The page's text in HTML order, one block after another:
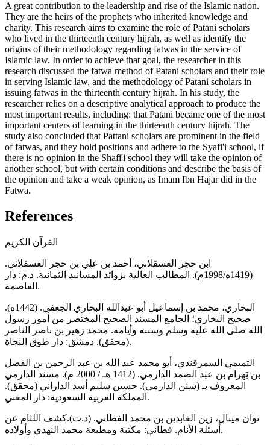
A great contribution to the leadership and rise of the Islamic nation.
They are the heirs of the prophets who inherited knowledge and
charity. This research aims to examine the role of Patani scholars
who lived in the thirteenth century hijrah, as well as identify the
origins of their methodology regarding fatwas in the service of
Islamic law. In order to achieve that goal, the researcher in this
research discussed the fatwa method of Patani scholars and their role
in serving Islamic law, and the methodology of Patani scholars in
issuing fatwas in the thirteenth century hijrah. In his study, the
researcher relies on a descriptive analytical approach to produce the
most important results, including: that Patani became one of the most
important centers of learning in the thirteenth century hijrah. The
study also concluded that Pattani scholars are prominent in the field
of fatwas, and they hold positions and adhere to the Syafi'i school, if
there is no opinion in the Shafi'i school they will take the opinion of
another school, but with certain conditions and describe the basis of
the opinion and take a weak opinion, as Imam Ibn Hajar did in the
Fatwa.
References
القرآن الكريم
ابن حجر العسقلاني، أحمد بن علي بن حجر العسقلاني.
(1419ه/1998م). المطالب العالية بزوائد المسانيد الثمانية. د.م: دار
العاصمة.
البخاري، محمد بن إسماعيل أبو عبدالله البخاري الجعفي. (1442ه).
صحيح البخاري؛ الجامع المسند الصحيح المختصر من أمور رسول
الله صلى الله عليه وسلم وسننه وأيامه. محمد زهير بن ناصر الناصر
(محقق). دمشق: دار طوق النجاة.
التميمي السمرقندي، أبو محمد عبد الله بن عبد الرحمن بن الفضل
بن بَهرام بن عبد الصمد الدارمي. (1412 هـ / 2000 م). مسند الدارمي
المعروف بـ (سنن الدارمي). حسين سليم أسد الداراني (محقق).
المملكة العربية السعودية: دار المغني.
توان مينال، زين العابدين بن محمد الفطاني. (د.ت).كشف اللثام عن
أسئلة الأنام. فطاني: مكتبة ومطبعة محمد النهدي وأولاده.